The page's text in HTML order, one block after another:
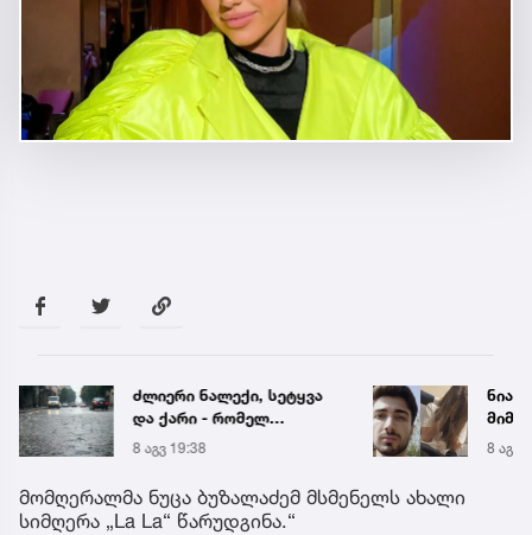
ძლიერი ნალექი, სეტყვა
და ქარი - რომელ
რეგიონს ემუქრება
წყალმოვარდნებისა და
მეწყრის საფრთხე
8 აგვ 19:38
ნია
8 აგვ
მომღერალმა ნუცა ბუზალაძემ მსმენელს ახალი
სიმღერა „La La“ წარუდგინა.“